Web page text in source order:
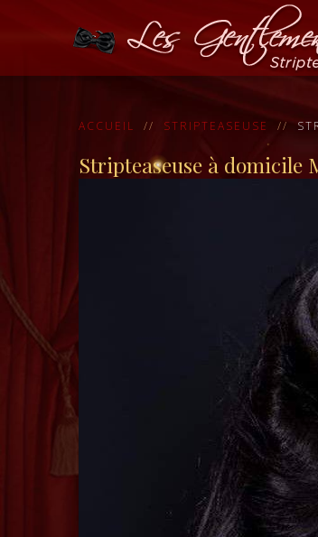
ACCUEIL STRIPTEASEUSE
Stripteaseuse à domicile